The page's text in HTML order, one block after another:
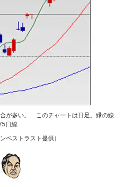
が多い。 このチャートは日足。緑の線
日線
ベストラスト提供）